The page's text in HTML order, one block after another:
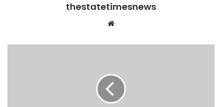
thestatetimesnews